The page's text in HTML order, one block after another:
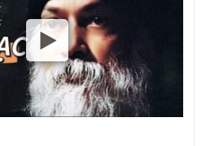
Hoá Giải Chuyện Con Yêu - Con Ghét
Phẩm Chất Đàn Bà
Phân Tâm Học Không Thể Thay Thế Cho Tôn